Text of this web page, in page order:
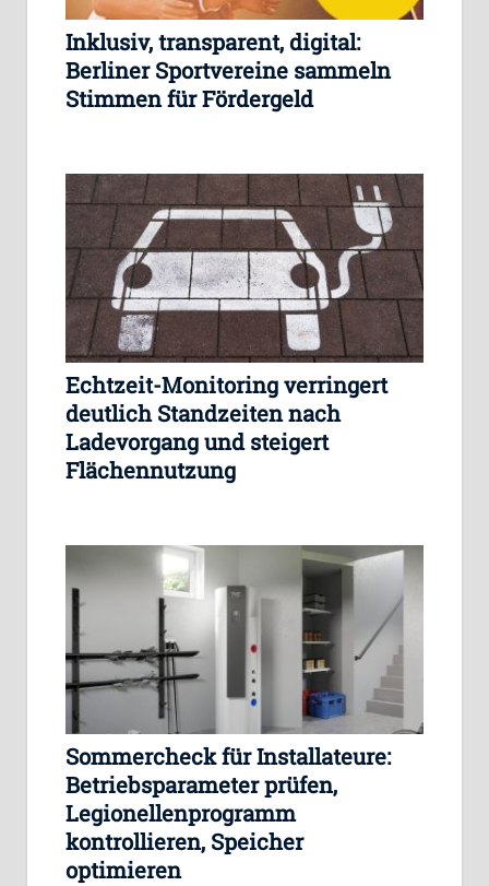
Inklusiv, transparent, digital:
Berliner Sportvereine sammeln
Stimmen für Fördergeld
Echtzeit-Monitoring verringert
deutlich Standzeiten nach
Ladevorgang und steigert
Flächennutzung
Sommercheck für Installateure:
Betriebsparameter prüfen,
Legionellenprogramm
kontrollieren, Speicher
optimieren